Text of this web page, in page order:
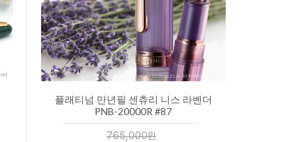
플래티넘 만년필 센츄리 니스 라벤더
PNB-20000R #87
765,000원